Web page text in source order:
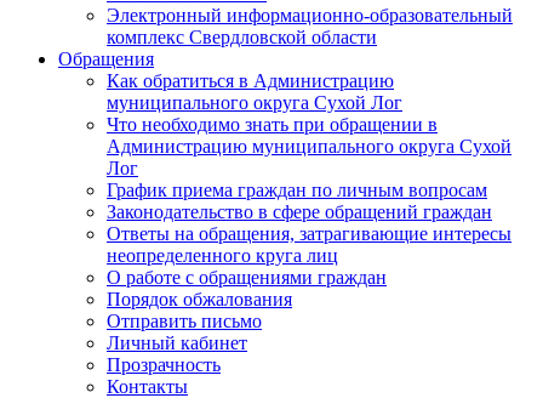
Электронный информационно-образовательный
комплекс Свердловской области
Обращения
Как обратиться в Администрацию
муниципального округа Сухой Лог
Что необходимо знать при обращении в
Администрацию муниципального округа Сухой
Лог
График приема граждан по личным вопросам
Законодательство в сфере обращений граждан
Ответы на обращения, затрагивающие интересы
неопределенного круга лиц
О работе с обращениями граждан
Порядок обжалования
Отправить письмо
Личный кабинет
Прозрачность
Контакты